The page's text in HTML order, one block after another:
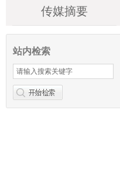
传媒摘要
站内检索